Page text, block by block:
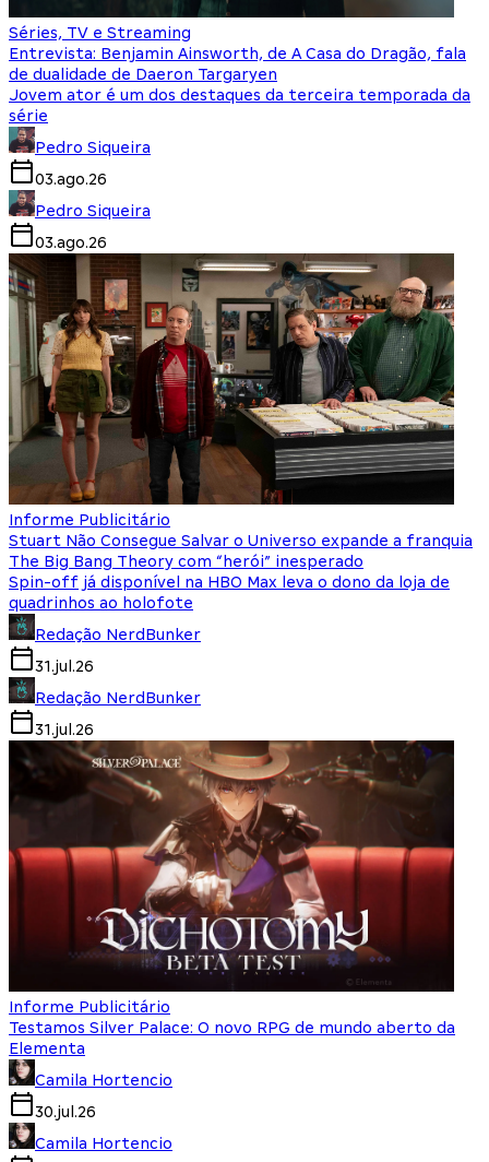
Séries, TV e Streaming
Entrevista: Benjamin Ainsworth, de A Casa do Dragão, fala
de dualidade de Daeron Targaryen
Jovem ator é um dos destaques da terceira temporada da
série
Pedro Siqueira
03.ago.26
Pedro Siqueira
03.ago.26
Informe Publicitário
Stuart Não Consegue Salvar o Universo expande a franquia
The Big Bang Theory com “herói” inesperado
Spin-off já disponível na HBO Max leva o dono da loja de
quadrinhos ao holofote
Redação NerdBunker
31.jul.26
Redação NerdBunker
31.jul.26
Informe Publicitário
Testamos Silver Palace: O novo RPG de mundo aberto da
Elementa
Camila Hortencio
30.jul.26
Camila Hortencio